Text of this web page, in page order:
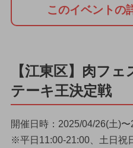
このイベントの
【江東区】肉フ
テーキ王決定戦
開催日時：2025/04/26(土)
※平日11:00-21:00、土日祝